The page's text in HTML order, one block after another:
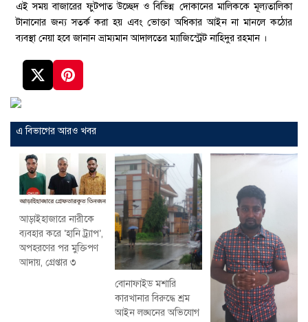
এই সময় বাজারের ফুটপাত উচ্ছেদ ও বিভিন্ন দোকানের মালিককে মূল্যতালিকা
টানানোর জন্য সতর্ক করা হয় এবং ভোক্তা অধিকার আইন না মানলে কঠোর
ব্যবস্থা নেয়া হবে জানান ভ্রাম্যমান আদালতের ম্যাজিস্ট্রেট নাহিদুর রহমান ।
এ বিভাগের আরও খবর
আড়াইহাজারে নারীকে
ব্যবহার করে ‘হানি ট্র্যাপ’,
অপহরণের পর মুক্তিপণ
আদায়, গ্রেপ্তার ৩
বোনাফাইড মশারি
কারখানার বিরুদ্ধে শ্রম
আইন লঙ্ঘনের অভিযোগ